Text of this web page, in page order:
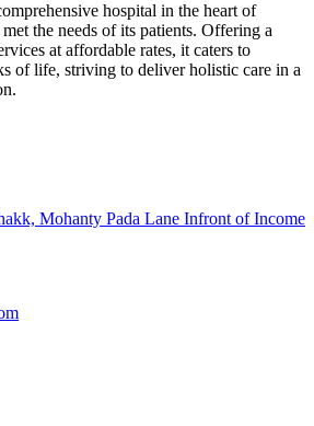
hospital in the heart of
the needs of its patients. Offering a
at affordable rates, it caters to
of life, striving to deliver holistic care in a
Mohanty Pada Lane Infront of Income